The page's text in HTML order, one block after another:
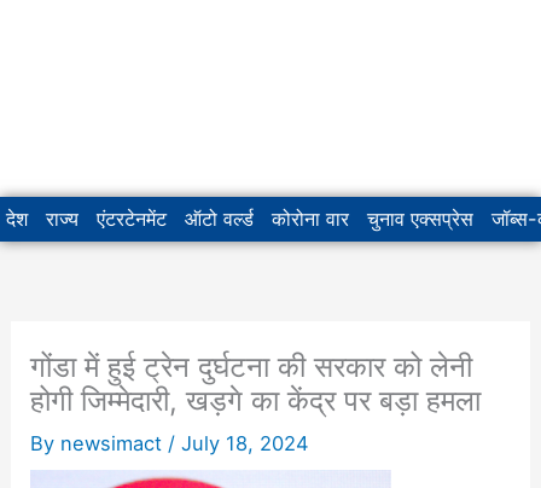
देश राज्य एंटरटेनमेंट ऑटो वर्ल्ड कोरोना वार चुनाव एक्सप्रेस जॉब्स-
गोंडा में हुई ट्रेन दुर्घटना की सरकार को लेनी
होगी जिम्मेदारी, खड़गे का केंद्र पर बड़ा हमला
By newsimact /July 18, 2024